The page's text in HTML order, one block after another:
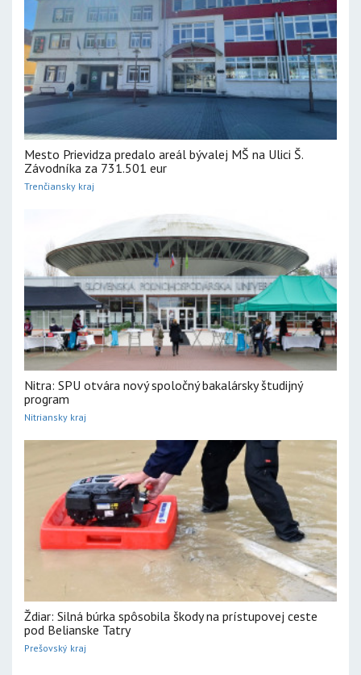
Mesto Prievidza predalo areál bývalej MŠ na Ulici Š.
Závodníka za 731.501 eur
Trenčiansky kraj
Nitra: SPU otvára nový spoločný bakalársky študijný
program
Nitriansky kraj
Ždiar: Silná búrka spôsobila škody na prístupovej ceste
pod Belianske Tatry
Prešovský kraj